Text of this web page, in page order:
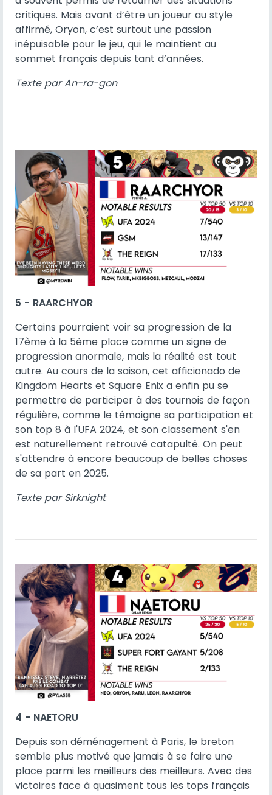
critiques. Mais avant d’être un joueur au style
affirmé, Oryon, c’est surtout une passion
inépuisable pour le jeu, qui le maintient au
sommet français depuis tant d’années.
Texte par An-ra-gon
5 - RAARCHYOR
Certains pourraient voir sa progression de la
17ème à la 5ème place comme un signe de
progression anormale, mais la réalité est tout
autre. Au cours de la saison, cet afficionado de
Kingdom Hearts et Square Enix a enfin pu se
permettre de participer à des tournois de façon
régulière, comme le témoigne sa participation et
son top 8 à l'UFA 2024, et son classement s'en
est naturellement retrouvé catapulté. On peut
s'attendre à encore beaucoup de belles choses
de sa part en 2025.
Texte par Sirknight
4 - NAETORU
Depuis son déménagement à Paris, le breton
semble plus motivé que jamais à se faire une
place parmi les meilleurs des meilleurs. Avec des
victoires face à quasiment tous les tops français